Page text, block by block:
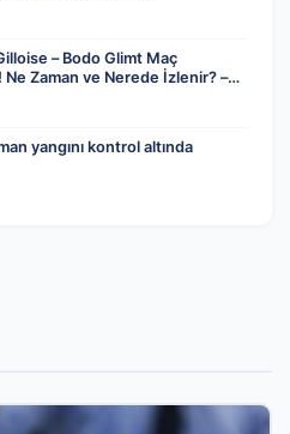
– Bodo Glimt Maç
Ne Zaman ve Nerede İzlenir? –
yangını kontrol altında